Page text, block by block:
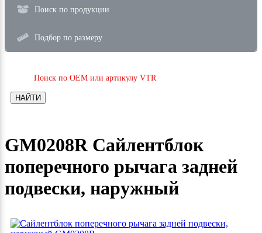
Поиск по продукции
Подбор по размеру
Поиск по OEM или артикулу VTR
НАЙТИ
GM0208R Сайлентблок
поперечного рычага задней
подвески, наружный